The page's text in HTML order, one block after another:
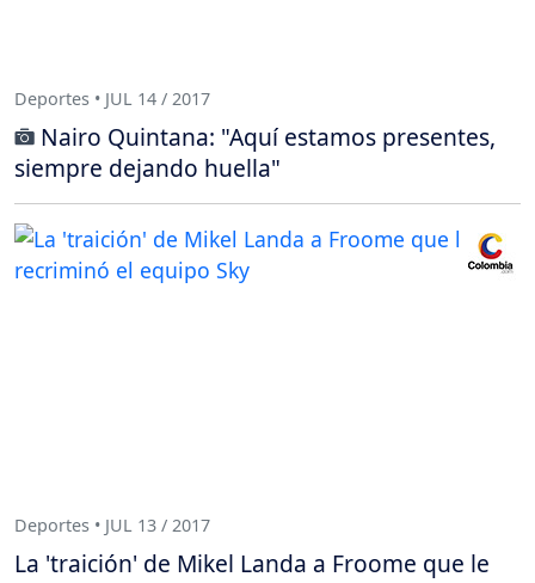
Deportes • JUL 14 / 2017
Nairo Quintana: "Aquí estamos presentes,
siempre dejando huella"
Deportes • JUL 13 / 2017
La 'traición' de Mikel Landa a Froome que le